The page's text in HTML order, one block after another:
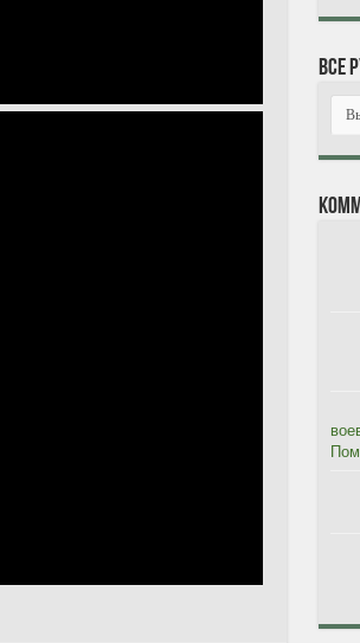
Все